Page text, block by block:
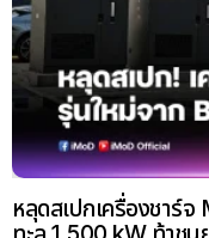
หลุดสเปกเครื่องชาร์